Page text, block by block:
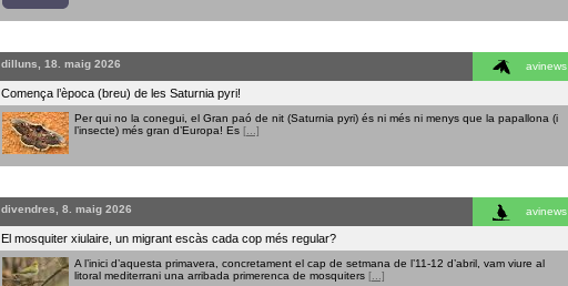
dilluns, 18. maig 2026 avinews
Comença l’època (breu) de les Saturnia pyri!
Per qui no la conegui, el Gran paó de nit (Saturnia pyri) és ni més ni menys que la papallona (i
l’insecte) més gran d’Europa! Es [...]
divendres, 8. maig 2026 avinews
El mosquiter xiulaire, un migrant escàs cada cop més regular?
A l’inici d’aquesta primavera, concretament el cap de setmana de l’11-12 d’abril, vam viure al
litoral mediterrani una arribada primerenca de mosquiters [...]